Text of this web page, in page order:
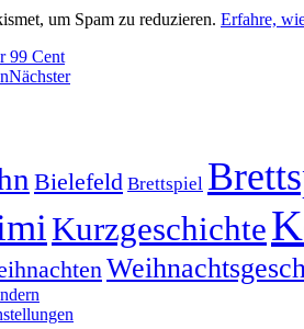
um Spam zu reduzieren. Erfahre,
99 Cent
Nächster
Bielefeld Brettspiel
Kurzgeschichte